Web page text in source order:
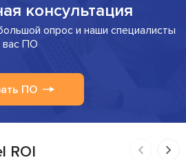
консультация
опрос и наши специалисты
вас ПО
ПО
ROI